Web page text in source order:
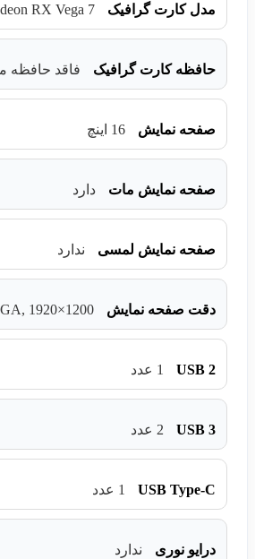
مدل کارت گرافیک RX Vega 7
حافظه کارت گرافیک فاقد حافظه
صفحه نمایش 16 اینچ
صفحه نمایش مات دارد
صفحه نمایش لمسی ندارد
دقت صفحه نمایش 1920×1200
USB 2 1 عدد
USB 3 2 عدد
USB Type-C 1 عدد
درایو نوری ندارد